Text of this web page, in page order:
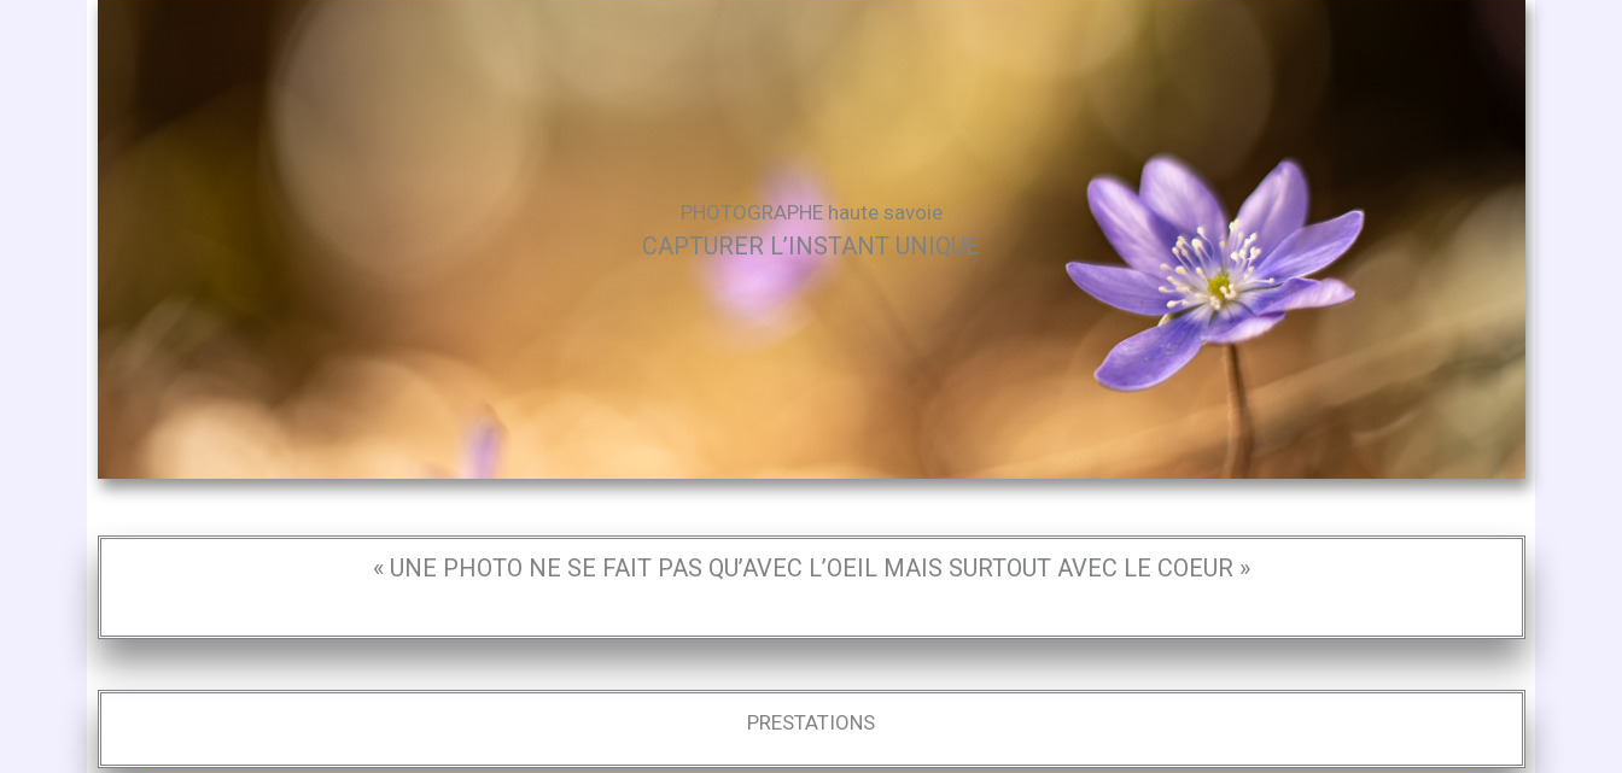
PHOTOGRAPHE haute savoie
CAPTURER L’INSTANT UNIQUE
« UNE PHOTO NE SE FAIT PAS QU’AVEC L’OEIL MAIS SURTOUT AVEC LE COEUR »
PRESTATIONS